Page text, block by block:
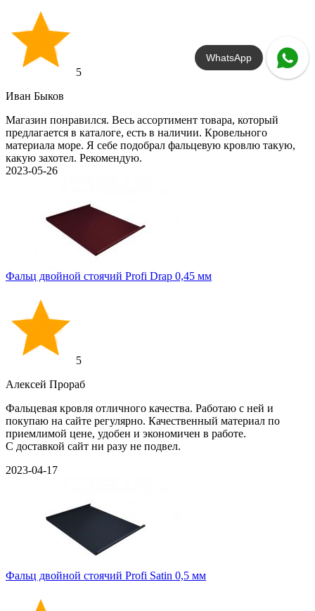
5
Иван Быков
Магазин понравился. Весь ассортимент товара, который
предлагается в каталоге, есть в наличии. Кровельного
материала море. Я себе подобрал фальцевую кровлю такую,
какую захотел. Рекомендую.
2023-05-26
Фальц двойной стоячий Profi Drap 0,45 мм
5
Алексей Прораб
Фальцевая кровля отличного качества. Работаю с ней и
покупаю на сайте регулярно. Качественный материал по
приемлимой цене, удобен и экономичен в работе.
С доставкой сайт ни разу не подвел.
2023-04-17
Фальц двойной стоячий Profi Satin 0,5 мм
WhatsApp